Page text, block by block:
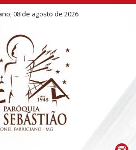
08 de agosto de 2026